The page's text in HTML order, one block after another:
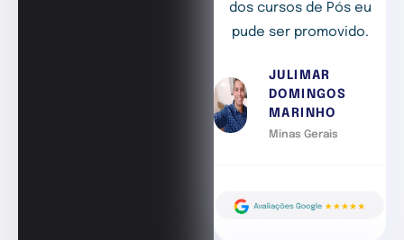
dos cursos de Pós eu
pude ser promovido.
JULIMAR
DOMINGOS
MARINHO
Minas Gerais